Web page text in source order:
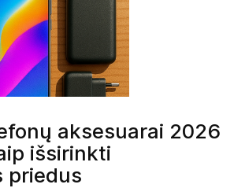
aksesuarai 2026
išsirinkti
priedus